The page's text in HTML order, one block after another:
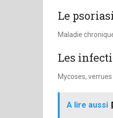
Le
Maladie
Les
Mycoses,
A lire aussi